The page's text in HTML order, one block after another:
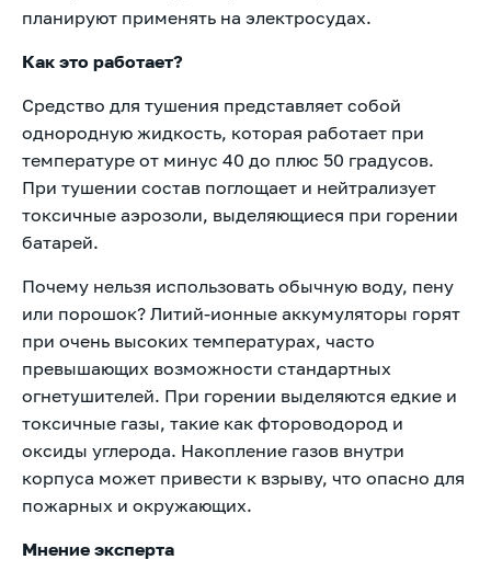
планируют применять на электросудах.
Как это работает?
Средство для тушения представляет собой
однородную жидкость, которая работает при
температуре от минус 40 до плюс 50 градусов.
При тушении состав поглощает и нейтрализует
токсичные аэрозоли, выделяющиеся при горении
батарей.
Почему нельзя использовать обычную воду, пену
или порошок? Литий-ионные аккумуляторы горят
при очень высоких температурах, часто
превышающих возможности стандартных
огнетушителей. При горении выделяются едкие и
токсичные газы, такие как фтороводород и
оксиды углерода. Накопление газов внутри
корпуса может привести к взрыву, что опасно для
пожарных и окружающих.
Мнение эксперта